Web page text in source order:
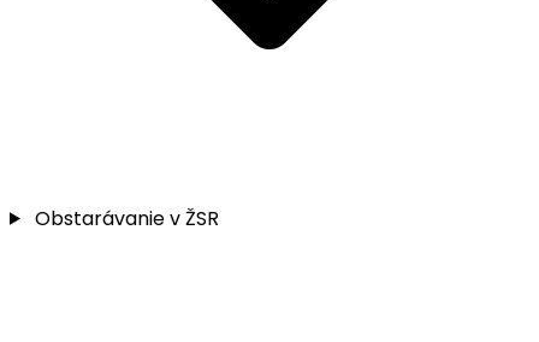
Obstarávanie v ŽSR